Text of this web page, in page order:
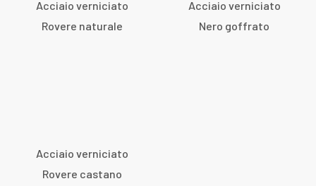
Acciaio verniciato
Rovere naturale
Acciaio verniciato
Nero goffrato
Acciaio verniciato
Rovere castano